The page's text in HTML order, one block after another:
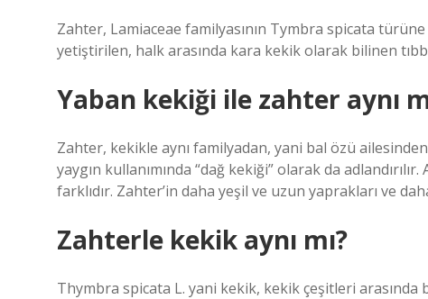
Zahter, Lamiaceae familyasının Tymbra spicata
yetiştirilen, halk arasında kara kekik olarak bilinen
Yaban kekiği ile zahter aynı
Zahter, kekikle aynı familyadan, yani bal özü
yaygın kullanımında “dağ kekiği” olarak da
farklıdır. Zahter’in daha yeşil ve uzun yaprakları ve
Zahterle kekik aynı mı?
Thymbra spicata L. yani kekik, kekik çeşitleri